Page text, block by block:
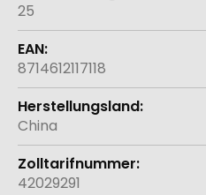
25
8714612117118
China
42029291